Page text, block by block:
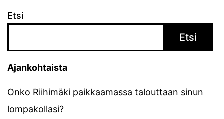
Etsi
Etsi
Ajankohtaista
Onko Riihimäki paikkaamassa talouttaan sinun
lompakollasi?